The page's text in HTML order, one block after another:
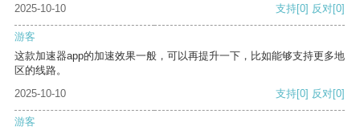
2025-10-10
支持[0] 反对[0]
游客
这款加速器app的加速效果一般，可以再提升一下，比如能够支持更多地
区的线路。
2025-10-10
支持[0] 反对[0]
游客